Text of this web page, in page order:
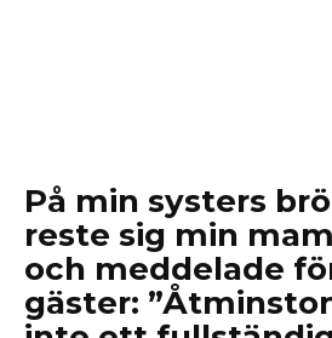
På min systers
reste sig min
och meddelade
gäster: